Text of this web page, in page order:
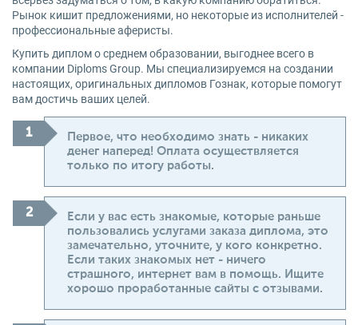
Рынок кишит предложениями, но некоторые из исполнителей -
профессиональные аферисты.
Купить диплом о среднем образовании, выгоднее всего в
компании Diploms Group. Мы специализируемся на создании
настоящих, оригинальных дипломов Гознак, которые помогут
вам достичь ваших целей.
Первое, что необходимо знать - никаких
денег наперед! Оплата осуществляется
только по итогу работы.
Если у вас есть знакомые, которые раньше
пользовались услугами заказа диплома, это
замечательно, уточните, у кого конкретно.
Если таких знакомых нет - ничего
страшного, интернет вам в помощь. Ищите
хорошо проработанные сайты с отзывами.